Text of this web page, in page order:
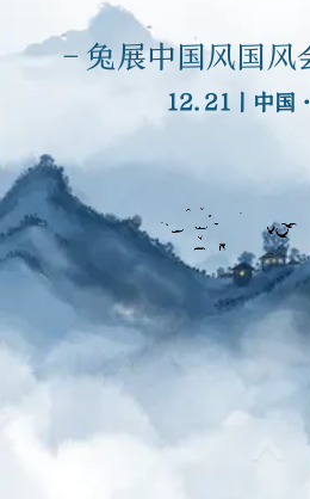
- 兔展中国风国风
12.21丨中国